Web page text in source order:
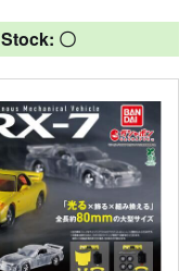
Stock: 〇